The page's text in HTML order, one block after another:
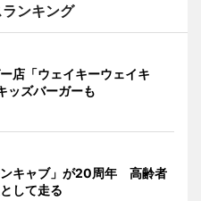
ンキング
店「ウェイキーウェイキ
ズバーガーも
キャブ」が20周年 高齢者
して走る